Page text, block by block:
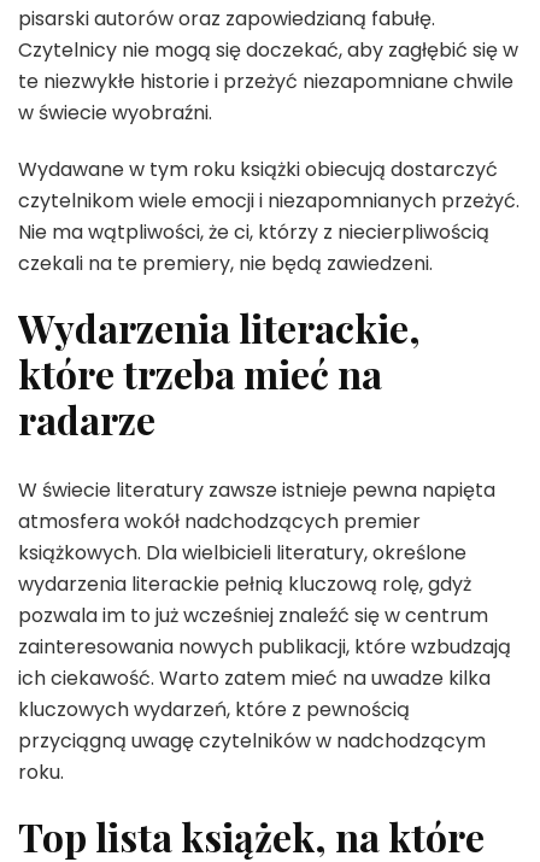
pisarski autorów oraz zapowiedzianą fabułę.
Czytelnicy nie mogą się doczekać, aby zagłębić się w
te niezwykłe historie i przeżyć niezapomniane chwile
w świecie wyobraźni.
Wydawane w tym roku książki obiecują dostarczyć
czytelnikom wiele emocji i niezapomnianych przeżyć.
Nie ma wątpliwości, że ci, którzy z niecierpliwością
czekali na te premiery, nie będą zawiedzeni.
Wydarzenia literackie,
które trzeba mieć na
radarze
W świecie literatury zawsze istnieje pewna napięta
atmosfera wokół nadchodzących premier
książkowych. Dla wielbicieli literatury, określone
wydarzenia literackie pełnią kluczową rolę, gdyż
pozwala im to już wcześniej znaleźć się w centrum
zainteresowania nowych publikacji, które wzbudzają
ich ciekawość. Warto zatem mieć na uwadze kilka
kluczowych wydarzeń, które z pewnością
przyciągną uwagę czytelników w nadchodzącym
roku.
Top lista książek, na które